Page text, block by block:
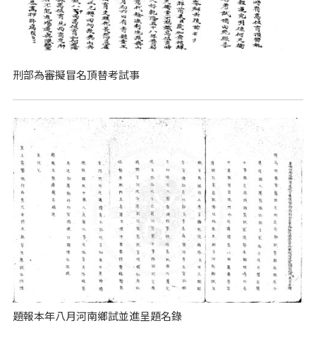
刑部為審擬冒名頂替考試事
題報本年八月河南鄉試並進呈題名錄